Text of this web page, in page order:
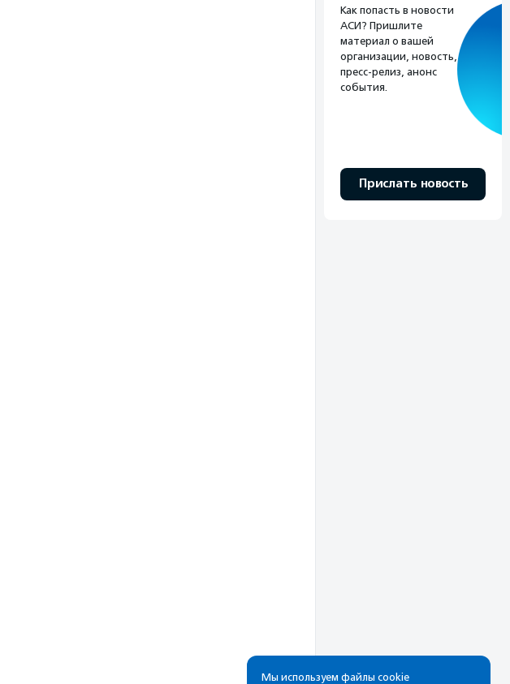
Как попасть в новости
АСИ? Пришлите
материал о вашей
организации, новость,
пресс-релиз, анонс
события.
Прислать новость
Мы используем файлы cookie